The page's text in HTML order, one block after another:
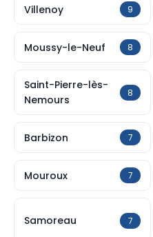
Villenoy 9
Moussy-le-Neuf 8
Saint-Pierre-lès-
Nemours
8
Barbizon 7
Mouroux 7
Samoreau 7